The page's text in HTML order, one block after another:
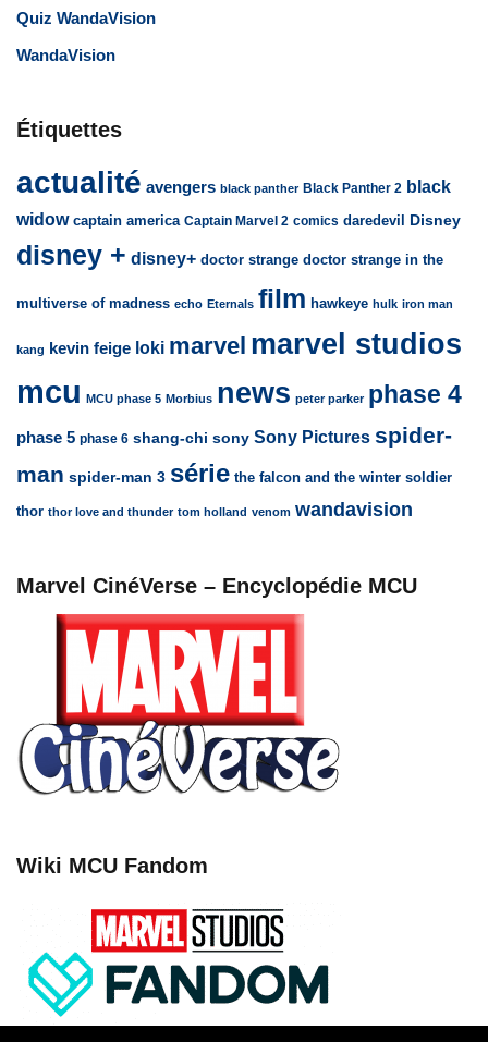
Quiz WandaVision
WandaVision
Étiquettes
actualité avengers black panther Black Panther 2 black
widow captain america Captain Marvel 2 comics daredevil Disney
disney + disney+ doctor strange doctor strange in the
multiverse of madness echo Eternals film hawkeye hulk iron man
kang kevin feige loki marvel marvel studios
mcu MCU phase 5 Morbius news peter parker phase 4
phase 5 phase 6 shang-chi sony Sony Pictures spider-
man spider-man 3 série the falcon and the winter soldier
thor thor love and thunder tom holland venom wandavision
Marvel CinéVerse – Encyclopédie MCU
Wiki MCU Fandom